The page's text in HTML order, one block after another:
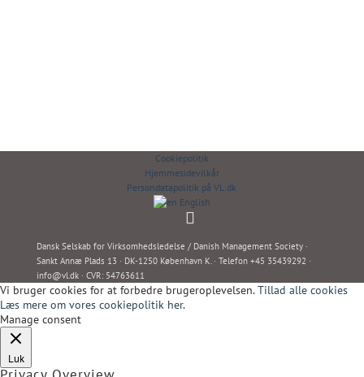
Cookiepolitik
Hjemmesidevilkår
Persondatapolitik på VL.dk
English
Dansk Selskab for Virksomhedsledelse / Danish Management Society ·
Sankt Annæ Plads 13 · DK-1250 København K. · Telefon +45 35439292 ·
info@vl.dk· CVR: 54763611
Vi bruger cookies for at forbedre brugeroplevelsen.Tillad alle cookies
Læs mere om vores cookiepolitik her.
Manage consent
Luk